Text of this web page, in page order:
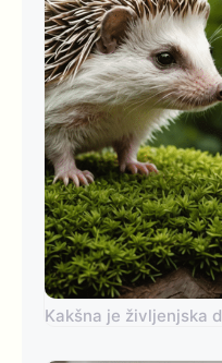
Kakšna je življenjska